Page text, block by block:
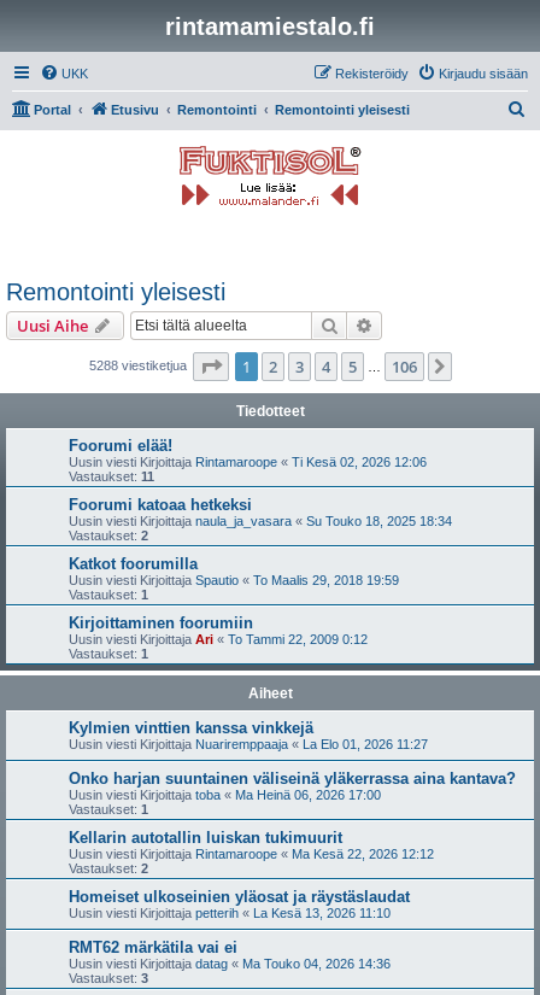
rintamamiestalo.fi
UKK Kirjaudu sisään
Rekisteröidy
Portal Etusivu Remontointi Remontointi yleisesti
Remontointi yleisesti
Uusi Aihe Etsi
5288 viestiketjua Sivu /106
1 2 3 4 5 106
Tiedotteet
Foorumi elää!
Uusin viesti Kirjoittaja Rintamaroope « Ti Kesä 02, 2026 12:06
Vastaukset: 11
Foorumi katoaa hetkeksi
Uusin viesti Kirjoittaja naula_ja_vasara « Su Touko 18, 2025 18:34
Vastaukset: 2
Katkot foorumilla
Uusin viesti Kirjoittaja Spautio « To Maalis 29, 2018 19:59
Vastaukset: 1
Kirjoittaminen foorumiin
Uusin viesti Kirjoittaja Ari « To Tammi 22, 2009 0:12
Vastaukset: 1
Aiheet
Kylmien vinttien kanssa vinkkejä
Uusin viesti Kirjoittaja Nuariremppaaja « La Elo 01, 2026 11:27
Onko harjan suuntainen väliseinä yläkerrassa aina kantava?
Uusin viesti Kirjoittaja toba « Ma Heinä 06, 2026 17:00
Vastaukset: 1
Kellarin autotallin luiskan tukimuurit
Uusin viesti Kirjoittaja Rintamaroope « Ma Kesä 22, 2026 12:12
Vastaukset: 2
Homeiset ulkoseinien yläosat ja räystäslaudat
Uusin viesti Kirjoittaja petterih « La Kesä 13, 2026 11:10
RMT62 märkätila vai ei
Uusin viesti Kirjoittaja datag « Ma Touko 04, 2026 14:36
Vastaukset: 3